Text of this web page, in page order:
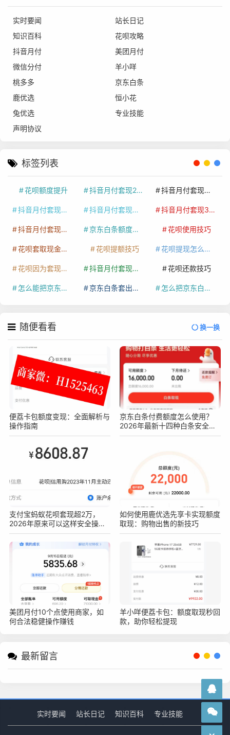
实时要闻
站长日记
知识百科
花呗攻略
抖音月付
美团月付
微信分付
羊小咩
桃多多
京东白条
鹿优选
恒小花
兔优选
专业技能
声明协议
标签列表
花呗额度提升 抖音月付套现24小时接单 抖音月付套现怎么套
抖音月付套现多少手续费 抖音月付套现商家有哪些 抖音月付套现30秒技巧
抖音月付套现最新方法 京东白条额度提升 花呗使用技巧
花呗套取现金最佳方法 花呗提额技巧 花呗提现怎么操作
花呗因为套现被限额了这种情况要多久才会好 抖音月付套现秒回100起 花呗还款技巧
怎么能把京东白条额度钱套出来 京东白条套出来手续费多少 怎么把京东白条的钱取出来
随便看看 换一换
便荔卡包额度变现：全面解析与
操作指南
京东白条付费额度怎么使用？
2026年最新十四种白条安全操
作方法
支付宝蚂蚁花呗套现超2万，
2026年原来可以这样安全操作
不被查！真实亲测方法分享
如何使用鹿优选先享卡实现额度
取现：购物出售的新技巧
美团月付10个点使用商家，如
何合法稳健操作赚钱
羊小咩便荔卡包：额度取现秒回
款，助你轻松提现
最新留言
实时要闻 站长日记 知识百科 专业技能